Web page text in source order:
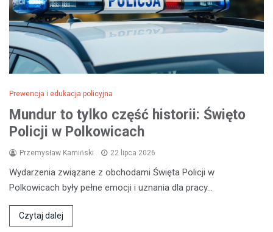
Prewencja i edukacja policyjna
Mundur to tylko część historii: Święto
Policji w Polkowicach
Przemysław Kamiński 22 lipca 2026
Wydarzenia związane z obchodami Święta Policji w
Polkowicach były pełne emocji i uznania dla pracy…
Czytaj dalej